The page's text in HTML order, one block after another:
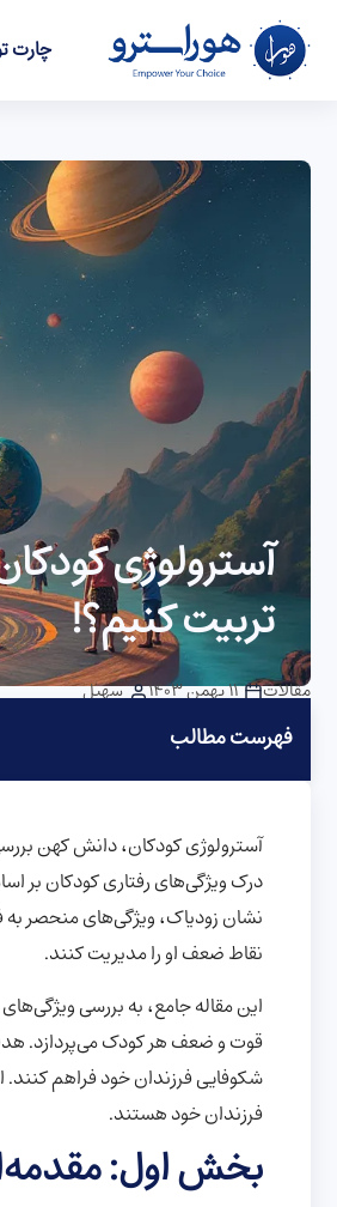
چارت
آسترولوژی
تربیت کنیم؟!
مقالات 11 بهمن 1403 سهیل
فهرست مطالب
آسترولوژی کودکان، دانش کهن
درک ویژگی‌های رفتاری کودکان بر
نشان زودیاک، ویژگی‌های منحصر به
نقاط ضعف او را مدیریت کنند.
این مقاله جامع، به بررسی
قوت و ضعف هر کودک می‌پردازد. هدف
شکوفایی فرزندان خود فراهم کنند.
فرزندان خود هستند.
بخش اول: